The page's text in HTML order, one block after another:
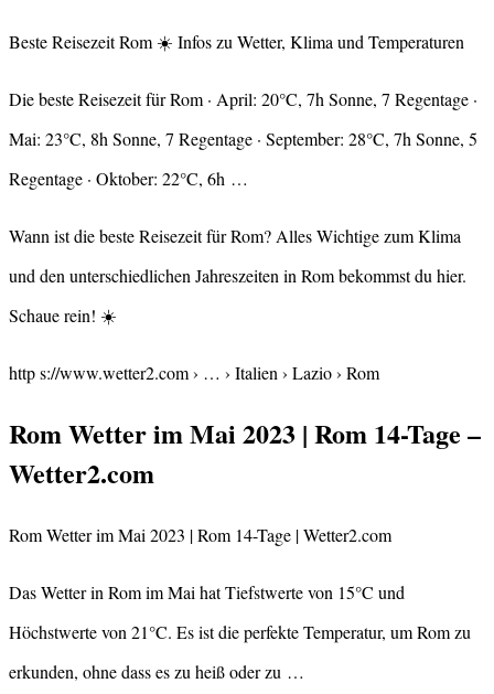
Beste Reisezeit Rom ☀️ Infos zu Wetter, Klima und Temperaturen
Die beste Reisezeit für Rom · April: 20°C, 7h Sonne, 7 Regentage ·
Mai: 23°C, 8h Sonne, 7 Regentage · September: 28°C, 7h Sonne, 5
Regentage · Oktober: 22°C, 6h …
Wann ist die beste Reisezeit für Rom? Alles Wichtige zum Klima
und den unterschiedlichen Jahreszeiten in Rom bekommst du hier.
Schaue rein! ☀️
http s://www.wetter2.com › … › Italien › Lazio › Rom
Rom Wetter im Mai 2023 | Rom 14-Tage –
Wetter2.com
Rom Wetter im Mai 2023 | Rom 14-Tage | Wetter2.com
Das Wetter in Rom im Mai hat Tiefstwerte von 15°C und
Höchstwerte von 21°C. Es ist die perfekte Temperatur, um Rom zu
erkunden, ohne dass es zu heiß oder zu …